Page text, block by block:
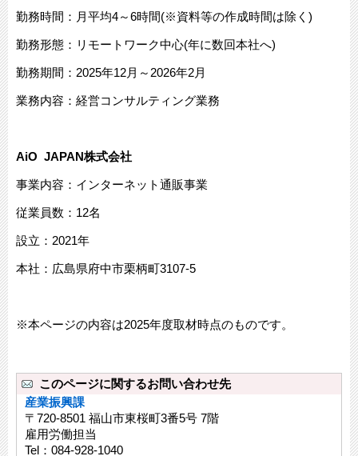
勤務時間：月平均4～6時間(※資料等の作成時間は除く)
勤務形態：リモートワーク中心(年に数回本社へ)
勤務期間：2025年12月～2026年2月
業務内容：経営コンサルティング業務
​AiO JAPAN株式会社
事業内容：インターネット通販事業
従業員数：12名
設立：2021年
本社：広島県府中市栗柄町3107-5
※本ページの内容は2025年度取材時点のものです。
このページに関するお問い合わせ先
産業振興課
〒720-8501 福山市東桜町3番5号 7階
雇用労働担当
Tel：084-928-1040